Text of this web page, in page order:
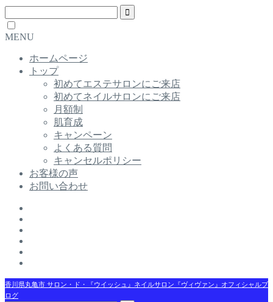
MENU
ホームページ
トップ
初めてエステサロンにご来店
初めてネイルサロンにご来店
月額制
肌育成
キャンペーン
よくある質問
キャンセルポリシー
お客様の声
お問い合わせ
香川県丸亀市 サロン・ド・『ウイッシュ』ネイルサロン『ヴィヴァン』オフィシャルブ
ログ